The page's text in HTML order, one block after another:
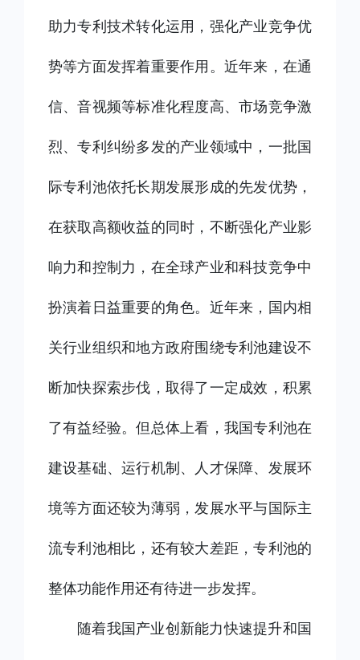
助力专利技术转化运用，强化产业竞争优
势等方面发挥着重要作用。近年来，在通
信、音视频等标准化程度高、市场竞争激
烈、专利纠纷多发的产业领域中，一批国
际专利池依托长期发展形成的先发优势，
在获取高额收益的同时，不断强化产业影
响力和控制力，在全球产业和科技竞争中
扮演着日益重要的角色。近年来，国内相
关行业组织和地方政府围绕专利池建设不
断加快探索步伐，取得了一定成效，积累
了有益经验。但总体上看，我国专利池在
建设基础、运行机制、人才保障、发展环
境等方面还较为薄弱，发展水平与国际主
流专利池相比，还有较大差距，专利池的
整体功能作用还有待进一步发挥。
随着我国产业创新能力快速提升和国